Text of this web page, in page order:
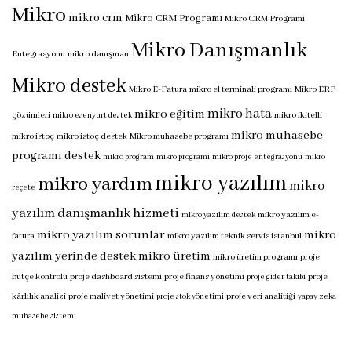
Mikro mikro crm Mikro CRM Programı Mikro CRM Programı
Entegrasyonu mikro danışman Mikro Danışmanlık
Mikro destek Mikro E-Fatura mikro el terminali programı Mikro ERP
çözümleri mikro esenyurt destek mikro eğitimmikro hata mikro ikitelli
mikro istoç mikro istoç destek Mikro muhasebe programı mikro muhasebe
programı destek mikro program mikro programı mikro proje entegrasyonu mikro
reçete mikro yardımmikro yazılımmikro
yazılım danışmanlık hizmeti mikro yazılım destek mikro yazılım e-
fatura mikro yazılım sorunlar mikro yazılım teknik servis istanbul mikro
yazılım yerinde destekmikro üretim mikro üretim programı proje
bütçe kontrolü proje dashboard sistemi proje finans yönetimi proje gider takibi proje
kârlılık analizi proje maliyet yönetimi proje stok yönetimi proje veri analitiği yapay zeka
muhasebe sistemi